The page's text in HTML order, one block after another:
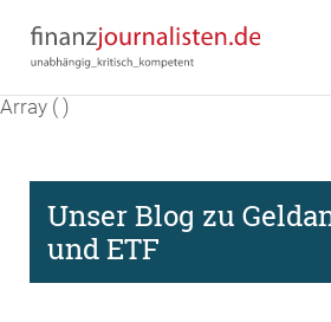
Array ( )
Unser Blog zu
und ETF